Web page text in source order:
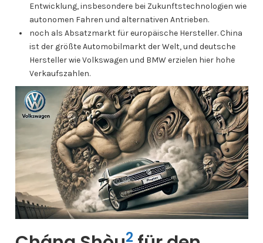
Entwicklung, insbesondere bei Zukunftstechnologien wie
autonomen Fahren und alternativen Antrieben.
noch als Absatzmarkt für europäische Hersteller. China
ist der größte Automobilmarkt der Welt, und deutsche
Hersteller wie Volkswagen und BMW erzielen hier hohe
Verkaufszahlen.
2